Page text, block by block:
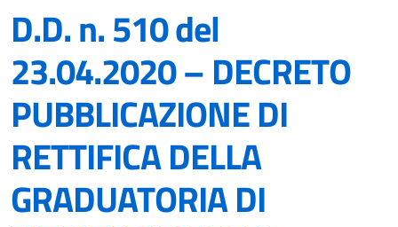
D.D. n. 510 del
23.04.2020 – DECRETO
PUBBLICAZIONE DI
RETTIFICA DELLA
GRADUATORIA DI